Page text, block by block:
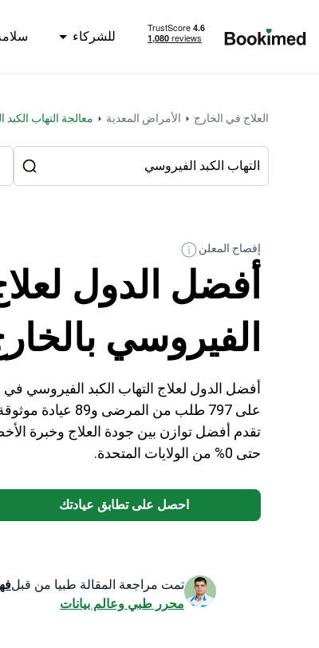
للشركاء
العلاج في الخارج الأمراض المعدية معالجة التهاب
إفصاح المعلن
أفضل الدول
الفيروسي بالخارج
أفضل الدول لعلاج التهاب الكبد الفيروسي في
تقدم أفضل توازن بين جودة العلاج وخبرة
حتى 0% من الولايات المتحدة.
احصل على تطابق عيادتك
تمت مراجعة المقالة طبيا من قبل
محرر طبي وعالم بيانات